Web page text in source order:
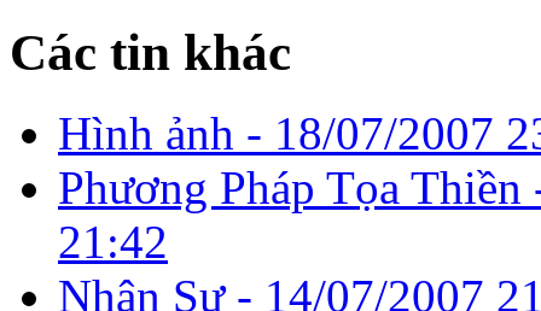
Các tin khác
Hình ảnh - 18/07/2007
Phương Pháp Tọa
21:42
Nhân Sự - 14/07/2007